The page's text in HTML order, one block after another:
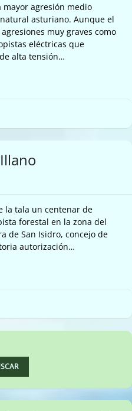
mayor agresión medio
asturiano. Aunque el
muy graves como
eléctricas que
alta tensión…
la tala un centenar de
forestal en la zona del
de San Isidro, concejo de
autorización…